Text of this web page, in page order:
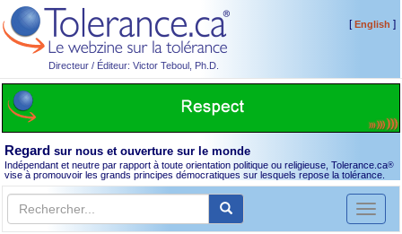
Directeur / Éditeur: Victor Teboul, Ph.D.
[English ]
Regard sur nous et ouverture sur le monde
Indépendant et neutre par rapport à toute orientation politique ou religieuse, Tolerance.ca®
vise à promouvoir les grands principes démocratiques sur lesquels repose la tolérance.
Toggle